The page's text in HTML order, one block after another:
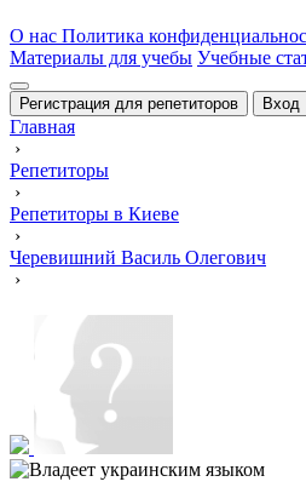
О нас Политика
Материалы для учебы Учебные
Регистрация для репетиторов Вход
Главная
›
Репетиторы
›
Репетиторы в Киеве
›
Черевишний Василь Олегович
›